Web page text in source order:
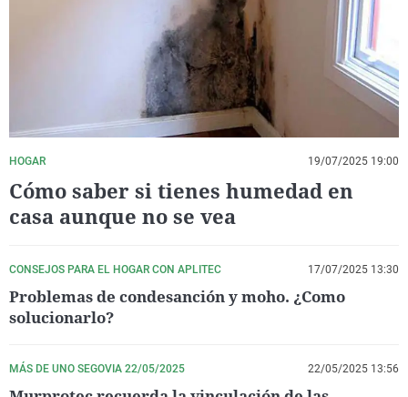
La rosa de los vientos
Gente viajera
Como el perro y el
Caso
Retornados
Equipo de
Operación Viuda
Extremadura
Galicia
La Rioja
Navarra
País Vasco
Virales
Televisión
Elecciones
HOGAR 19/07/2025 19:00
Cómo saber si tienes humedad en
casa aunque no se vea
CONSEJOS PARA EL HOGAR CON APLITEC 17/07/2025 13:30
Problemas de condesanción y moho. ¿Como
solucionarlo?
MÁS DE UNO SEGOVIA 22/05/2025 22/05/2025 13:56